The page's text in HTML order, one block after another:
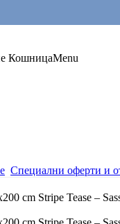
КошницаMenu
Специални оферти и